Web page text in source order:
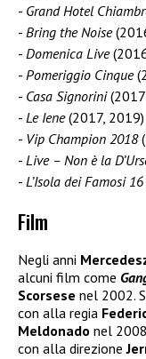
Grand Hotel
Bring the Noise
Domenica Live
Pomeriggio Cinque
Casa Signorini
Le Iene(2017, 2019)
Vip Champion 2018
Live – Non è la
L’Isola dei Famosi 16
Film
Negli anni
alcuni film come
Scorsese nel 2002.
con alla regia
Meldonado nel
con alla direzione